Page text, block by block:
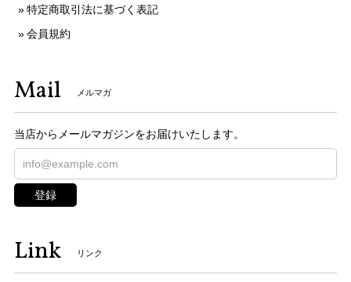
特定商取引法に基づく表記
会員規約
Mail メルマガ
当店からメールマガジンをお届けいたします。
登録
Link リンク